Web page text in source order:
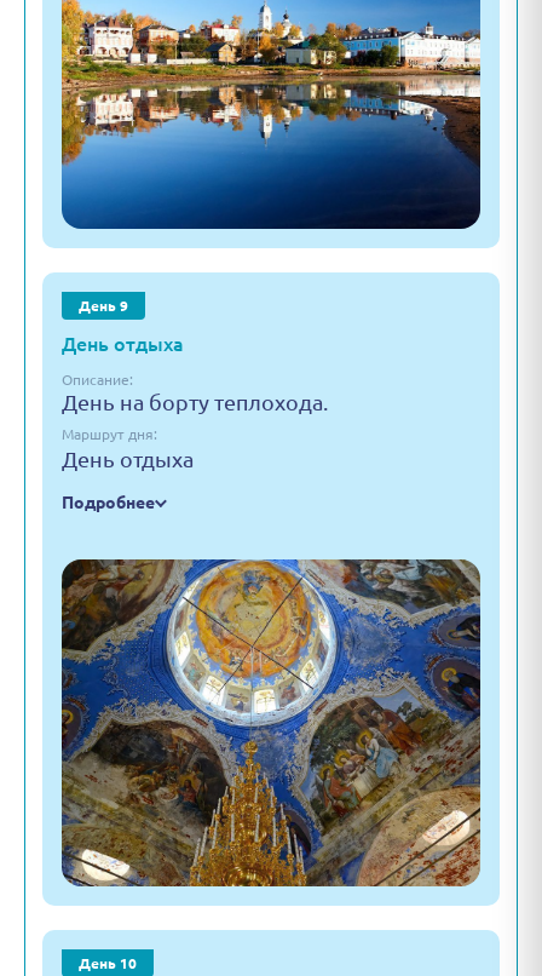
День 9
День отдыха
Описание:
День на борту теплохода.
Маршрут дня:
День отдыха
Подробнее
День 10